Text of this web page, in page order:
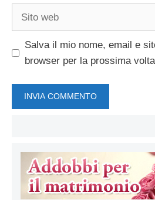
Sito
Salva il mio nome, email e
browser per la prossima